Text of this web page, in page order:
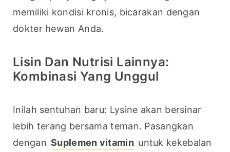
memiliki kondisi kronis, bicarakan dengan
dokter hewan Anda.
Lisin Dan Nutrisi Lainnya:
Kombinasi Yang Unggul
Inilah sentuhan baru: Lysine akan bersinar
lebih terang bersama teman. Pasangkan
dengan Suplemen vitamin untuk kekebalan